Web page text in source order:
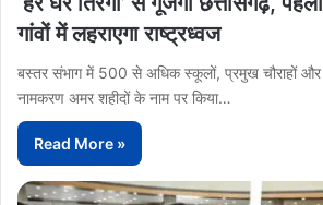
गांवों में लहराएगा राष्ट्रध्वज
बस्तर संभाग में 500 से अधिक स्कूलों, प्रमुख चौराहों और
नामकरण अमर शहीदों के नाम पर किया…
Read More »